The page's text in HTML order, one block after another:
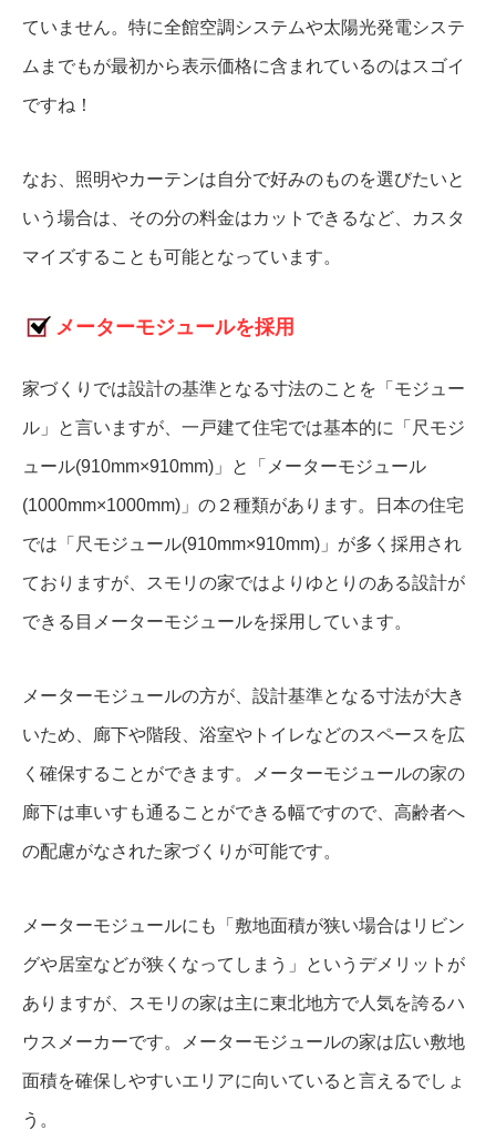
ていません。特に全館空調システムや太陽光発電システ
ムまでもが最初から表示価格に含まれているのはスゴイ
ですね！
なお、照明やカーテンは自分で好みのものを選びたいと
いう場合は、その分の料金はカットできるなど、カスタ
マイズすることも可能となっています。
メーターモジュールを採用
家づくりでは設計の基準となる寸法のことを「モジュー
ル」と言いますが、一戸建て住宅では基本的に「尺モジ
ュール(910mm×910mm)」と「メーターモジュール
(1000mm×1000mm)」の２種類があります。日本の住宅
では「尺モジュール(910mm×910mm)」が多く採用され
ておりますが、スモリの家ではよりゆとりのある設計が
できる目メーターモジュールを採用しています。
メーターモジュールの方が、設計基準となる寸法が大き
いため、廊下や階段、浴室やトイレなどのスペースを広
く確保することができます。メーターモジュールの家の
廊下は車いすも通ることができる幅ですので、高齢者へ
の配慮がなされた家づくりが可能です。
メーターモジュールにも「敷地面積が狭い場合はリビン
グや居室などが狭くなってしまう」というデメリットが
ありますが、スモリの家は主に東北地方で人気を誇るハ
ウスメーカーです。メーターモジュールの家は広い敷地
面積を確保しやすいエリアに向いていると言えるでしょ
う。